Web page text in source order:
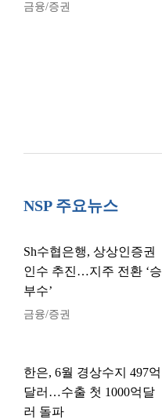
금융/증권
NSP 주요뉴스
Sh수협은행, 상상인증권
인수 추진…지주 전환 ‘승
부수’
금융/증권
한은, 6월 경상수지 497억
달러…수출 첫 1000억달
러 돌파